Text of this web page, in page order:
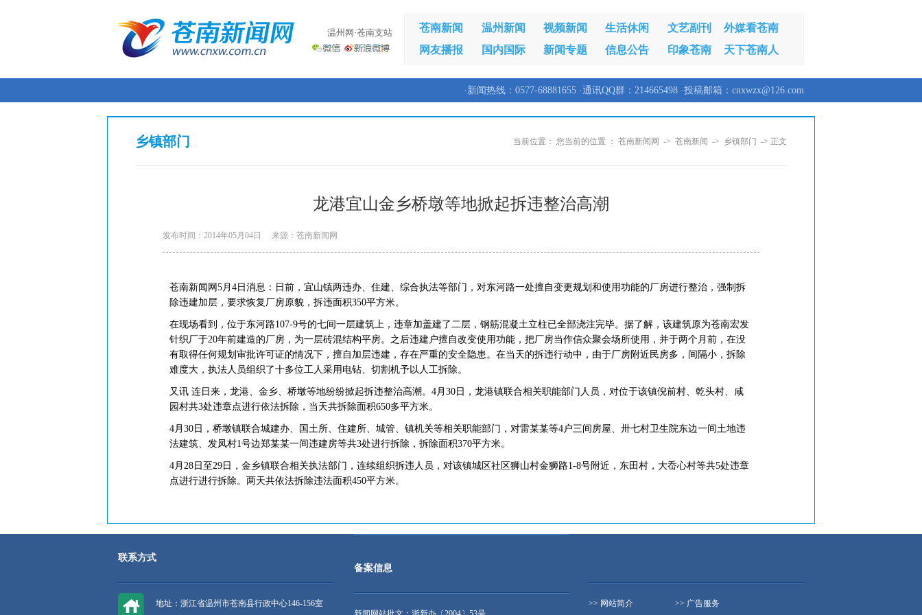
温州网·苍南支站 苍南新闻 温州新闻 视频新闻 生活休闲 文艺副刊
外媒看苍南
网友播报
国内国际 新闻专题 信息公告 印象苍南 天下苍南人
·新闻热线：0577-68881655 ·通讯QQ群：214665498 ·投稿邮箱：cnxwzx@126.com
当前位置： 您当前的位置 ： 苍南新闻网 -> 苍南新闻 -> 乡镇部门 -> 正文
乡镇部门
龙港宜山金乡桥墩等地掀起拆违整治高潮
发布时间：2014年05月04日 来源：苍南新闻网
苍南新闻网5月4日消息：日前，宜山镇两违办、住建、综合执法等部门，对东河路一处擅自变更规划和使用功能的厂房进行整治，强制拆
除违建加层，要求恢复厂房原貌，拆违面积350平方米。
在现场看到，位于东河路107-9号的七间一层建筑上，违章加盖建了二层，钢筋混凝土立柱已全部浇注完毕。据了解，该建筑原为苍南宏发
针织厂于20年前建造的厂房，为一层砖混结构平房。之后违建户擅自改变使用功能，把厂房当作信众聚会场所使用，并于两个月前，在没
有取得任何规划审批许可证的情况下，擅自加层违建，存在严重的安全隐患。在当天的拆违行动中，由于厂房附近民房多，间隔小，拆除
难度大，执法人员组织了十多位工人采用电钻、切割机予以人工拆除。
又讯 连日来，龙港、金乡、桥墩等地纷纷掀起拆违整治高潮。4月30日，龙港镇联合相关职能部门人员，对位于该镇倪前村、乾头村、咸
园村共3处违章点进行依法拆除，当天共拆除面积650多平方米。
4月30日，桥墩镇联合城建办、国土所、住建所、城管、镇机关等相关职能部门，对雷某某等4户三间房屋、卅七村卫生院东边一间土地违
法建筑、发凤村1号边郑某某一间违建房等共3处进行拆除，拆除面积370平方米。
4月28日至29日，金乡镇联合相关执法部门，连续组织拆违人员，对该镇城区社区狮山村金狮路1-8号附近，东田村，大岙心村等共5处违章
点进行进行拆除。两天共依法拆除违法面积450平方米。
联系方式
地址：浙江省温州市苍南县行政中心146-156室
备案信息
>> 网站简介 >> 广告服务